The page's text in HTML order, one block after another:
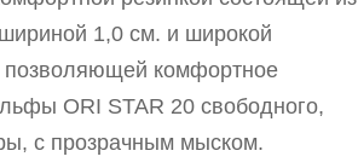
1,0 см. и широкой
позволяющей комфортное
ORI STAR 20 свободного,
с прозрачным мыском.